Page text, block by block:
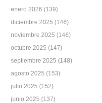
enero 2026 (139)
diciembre 2025 (146)
noviembre 2025 (146)
octubre 2025 (147)
septiembre 2025 (148)
agosto 2025 (153)
julio 2025 (152)
junio 2025 (137)